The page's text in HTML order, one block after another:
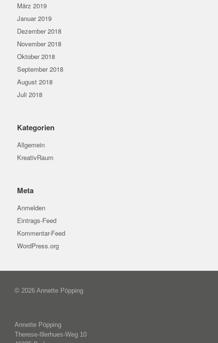
März 2019
Januar 2019
Dezember 2018
November 2018
Oktober 2018
September 2018
August 2018
Juli 2018
Kategorien
Allgemein
KreativRaum
Meta
Anmelden
Eintrags-Feed
Kommentar-Feed
WordPress.org
© 2026 Annette Pöpping
Annette Pöpping
Therese-Illerhues-Weg 10